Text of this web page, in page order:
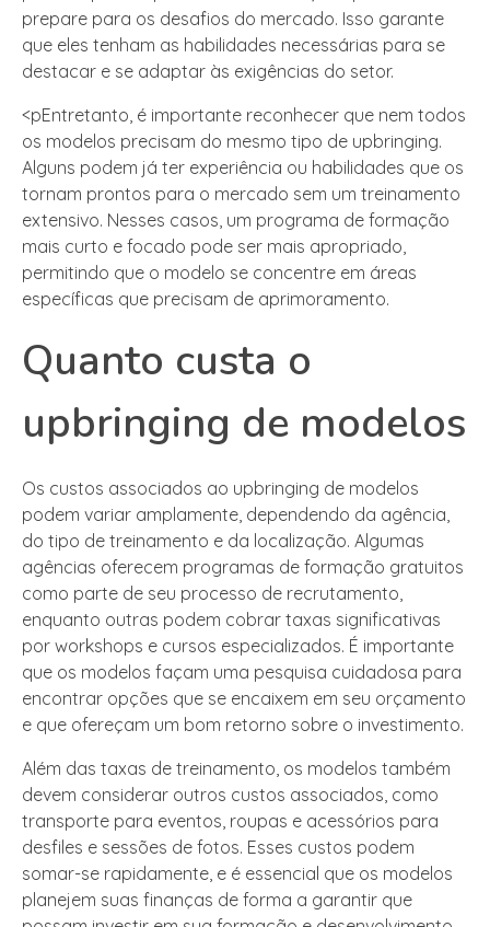
prepare para os desafios do mercado. Isso garante
que eles tenham as habilidades necessárias para se
destacar e se adaptar às exigências do setor.
<pEntretanto, é importante reconhecer que nem todos
os modelos precisam do mesmo tipo de upbringing.
Alguns podem já ter experiência ou habilidades que os
tornam prontos para o mercado sem um treinamento
extensivo. Nesses casos, um programa de formação
mais curto e focado pode ser mais apropriado,
permitindo que o modelo se concentre em áreas
específicas que precisam de aprimoramento.
Quanto custa o
upbringing de modelos
Os custos associados ao upbringing de modelos
podem variar amplamente, dependendo da agência,
do tipo de treinamento e da localização. Algumas
agências oferecem programas de formação gratuitos
como parte de seu processo de recrutamento,
enquanto outras podem cobrar taxas significativas
por workshops e cursos especializados. É importante
que os modelos façam uma pesquisa cuidadosa para
encontrar opções que se encaixem em seu orçamento
e que ofereçam um bom retorno sobre o investimento.
Além das taxas de treinamento, os modelos também
devem considerar outros custos associados, como
transporte para eventos, roupas e acessórios para
desfiles e sessões de fotos. Esses custos podem
somar-se rapidamente, e é essencial que os modelos
planejem suas finanças de forma a garantir que